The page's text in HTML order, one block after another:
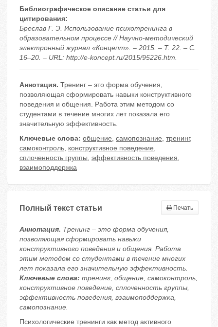
Библиографическое описание статьи для
цитирования:
Бреслав Г. Э. Использование психотренинга в
образовательном процессе // Научно-методический
электронный журнал «Концепт». – 2015. – Т. 22. – С.
16–20. – URL: http://e-koncept.ru/2015/95226.htm.
Аннотация. Тренинг – это форма обучения,
позволяющая сформировать навыки конструктивного
поведения и общения. Работа этим методом со
студентами в течение многих лет показала его
значительную эффективность.
Ключевые слова: общение, самопознание, тренинг,
самоконтроль, конструктивное поведение,
сплоченность группы, эффективность поведения,
взаимоподдержка
Полный текст статьи Печать
Аннотация. Тренинг – это форма обучения,
позволяющая сформировать навыки
конструктивного поведения и общения. Работа
этим методом со студентами в течение многих
лет показала его значительную эффективность.
Ключевые слова: тренинг, общение, самоконтроль,
конструктивное поведение, сплоченность группы,
эффективность поведения, взаимоподдержка,
самопознание.
Психологические тренинги как метод активного